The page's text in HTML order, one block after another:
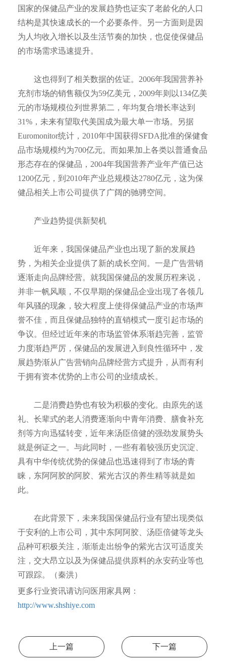
国家的保健品产业的发展趋势也证实了老龄化的人口
结构是其快速成长的一个必要条件。另一方面则是因
为人均收入增长以及生活节奏的加快，也促使保健品
的市场需求迅速提升。
这也得到了相关数据的佐证。2006年我国营养补
充剂市场的销售额仅为59亿美元，2009年则以134亿美
元的市场规模位列世界第二，年均复合增长率达到
31%，未来有望取代美国成为最大单一市场。另据
Euromonitor统计，2010年中国获得SFDA批准的保健食
品市场规模约为700亿元。而如果加上各类以普通食品
形态存在的保健品，2004年我国营养产业年产值已达
1200亿元，到2010年产业总规模达2780亿元，这为保
健品相关上市公司提供了广阔的驰骋空间。
产业趋势提供新契机
近年来，我国保健品产业也出现了新的发展趋
势，为相关企业提供了新的成长空间。一是广告营销
逐渐走向品牌经营。就我国保健品的发展历程来说，
并非一帆风顺，不仅早期的保健品企业出现了各领几
年风骚的现象，较大程度上使得保健品产业的市场声
誉不佳，而且保健品独特的直销模式一度引起市场的
争议。但经过近年来的市场监管体系渐趋完善，监管
力度渐趋严厉，保健品的发展进入到良性循环中，发
展趋势渐从广告营销向品牌经营方式提升，从而有利
于拥有资本优势的上市公司的业绩成长。
二是消费趋势也有较为积极的变化。由原先的送
礼、长辈式的老人消费逐渐向中青年消费、膳食补充
剂等方向迅猛转变，近年来汤臣倍健的强劲发展势头
就是例证之一。与此同时，一些有着较强历史沉淀、
具有中华传统优势的保健品也迅速得到了市场的青
睐，东阿阿胶的阿胶、紫光古汉的养生精等就是如
此。
在此背景下，未来我国保健品行业有望出现类似
于安利的上市公司，其中东阿阿胶、汤臣倍健等龙头
品种可积极关注，渐渐走出纷争的紫光古汉可适度关
注，交大昂立以及为保健品提供原料的永安药业等也
可跟踪。（秦洪）
更多行业资讯请访问医用家具网：
http://www.shshiye.com
上一篇 下一篇